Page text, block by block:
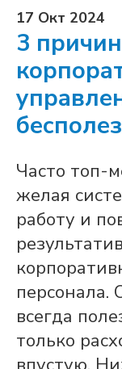
17 Окт 2024
3
Часто топ-
желая
работу и
персонала.
всегда
только